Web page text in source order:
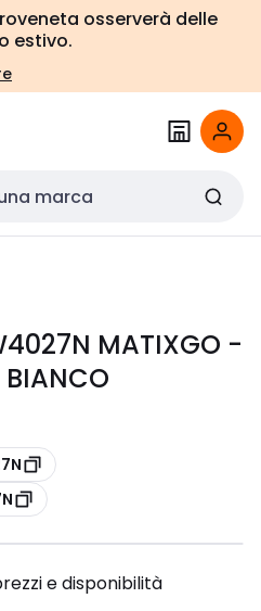
osserverà delle
estivo.
MATIXGO -
e disponibilità